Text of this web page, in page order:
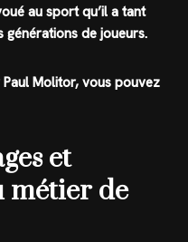
au sport qu’il a tant
générations de joueurs.
Molitor, vous pouvez
et
métier de